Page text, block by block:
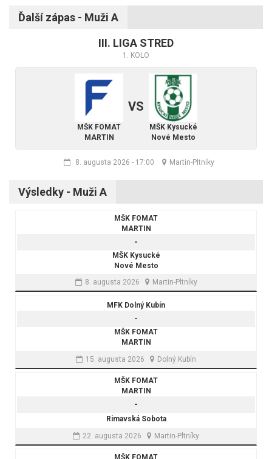
Ďalší zápas - Muži A
III. LIGA STRED
1. KOLO
MŠK FOMAT
MARTIN
VS
MŠK Kysucké
Nové Mesto
8. augusta 2026 - 17:00 Martin-Pltníky
Výsledky - Muži A
MŠK FOMAT
MARTIN
-
MŠK Kysucké
Nové Mesto
8. augusta 2026
Martin-Pltníky
MFK Dolný Kubín
-
MŠK FOMAT
MARTIN
15. augusta 2026
Dolný Kubín
MŠK FOMAT
MARTIN
-
Rimavská Sobota
22. augusta 2026
Martin-Pltníky
MŠK FOMAT